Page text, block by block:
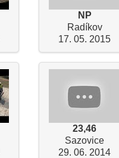
NP
Radíkov
17. 05. 2015
23,46
Sazovice
29. 06. 2014